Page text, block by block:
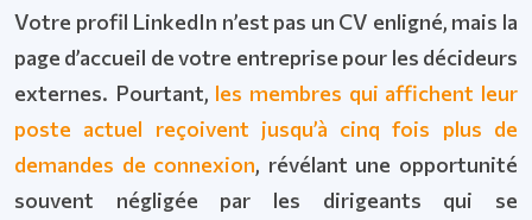
Votre profil LinkedIn n’est pas un CV enligné, mais la
page d’accueil de votre entreprise pour les décideurs
externes. Pourtant, les membres qui affichent leur
poste actuel reçoivent jusqu’à cinq fois plus de
demandes de connexion, révélant une opportunité
souvent négligée par les dirigeants qui se